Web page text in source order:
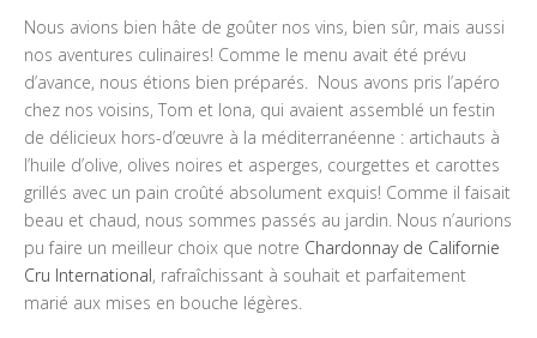
Nous avions bien hâte de goûter nos vins, bien sûr, mais aussi
nos aventures culinaires! Comme le menu avait été prévu
d’avance, nous étions bien préparés. Nous avons pris l’apéro
chez nos voisins, Tom et Iona, qui avaient assemblé un festin
de délicieux hors-d’œuvre à la méditerranéenne : artichauts à
l’huile d’olive, olives noires et asperges, courgettes et carottes
grillés avec un pain croûté absolument exquis! Comme il faisait
beau et chaud, nous sommes passés au jardin. Nous n’aurions
pu faire un meilleur choix que notre Chardonnay de Californie
Cru International, rafraîchissant à souhait et parfaitement
marié aux mises en bouche légères.